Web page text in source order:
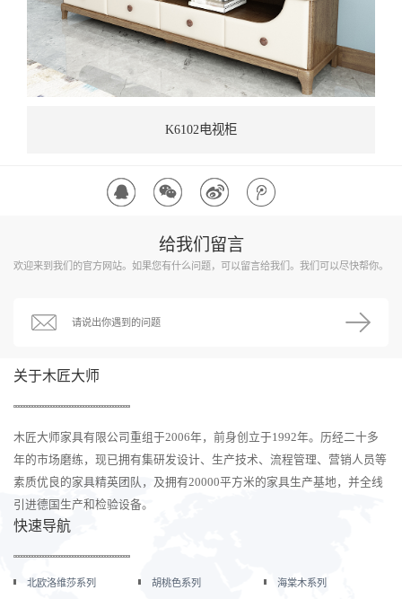
K6102电视柜
给我们留言
欢迎来到我们的官方网站。如果您有什么问题，可以留言给我们。我们可以尽快帮你。
关于木匠大师
木匠大师家具有限公司重组于2006年，前身创立于1992年。历经二十多
年的市场磨练，现已拥有集研发设计、生产技术、流程管理、营销人员等
素质优良的家具精英团队，及拥有20000平方米的家具生产基地，并全线
引进德国生产和检验设备。
快速导航
北欧洛维莎系列 胡桃色系列 海棠木系列